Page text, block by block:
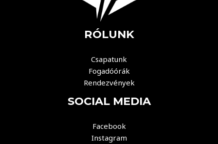
RÓLUNK
Csapatunk
Fogadóórák
Rendezvények
SOCIAL MEDIA
Facebook
Instagram